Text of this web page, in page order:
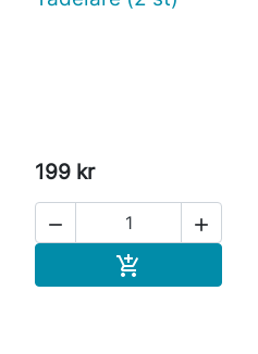
199 kr
 
